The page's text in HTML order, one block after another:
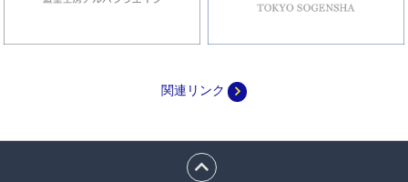
関連リンク navigate_next
expand_less